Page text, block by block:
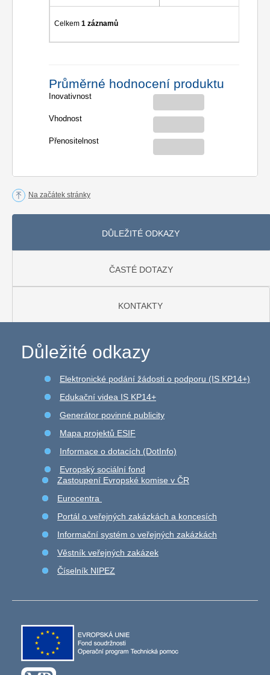
Celkem1 záznamů
Průměrné hodnocení produktu
Inovativnost
Vhodnost
Přenositelnost
Na začátek stránky
DŮLEŽITÉ ODKAZY
ČASTÉ DOTAZY
KONTAKTY
Důležité odkazy
Elektronické podání žádosti o podporu (IS KP14+)
Edukační videa IS KP14+
Generátor povinné publicity
Mapa projektů ESIF
Informace o dotacích (DotInfo)
Evropský sociální fond
Zastoupení Evropské komise v ČR
Eurocentra
Portál o veřejných zakázkách a koncesích
Informační systém o veřejných zakázkách
Věstník veřejných zakázek
Číselník NIPEZ